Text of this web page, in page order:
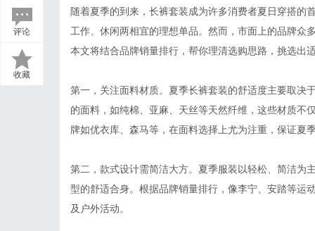
评论
收藏
随着夏季的到来，长裤套装成为许多消费者夏日穿搭的
工作、休闲两相宜的理想单品。然而，市面上的品牌众
本文将结合品牌销量排行，帮你理清选购思路，挑选出
第一，关注面料材质。夏季长裤套装的舒适度主要取决
的面料，如纯棉、亚麻、天丝等天然纤维，这些材质不
牌如优衣库、森马等，在面料选择上尤为注重，保证夏
第二，款式设计需简洁大方。夏季服装以轻松、简洁为
型的舒适合身。根据品牌销量排行，像李宁、安踏等运
及户外活动。